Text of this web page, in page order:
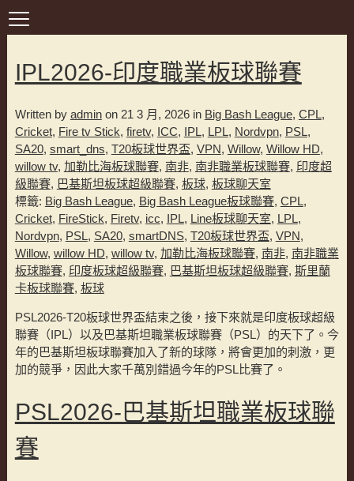
IPL2026-印度職業板球聯賽
Written by adminon 21 3 月, 2026 in Big Bash League, CPL,
Cricket, Fire tv Stick, firetv, ICC, IPL, LPL, Nordvpn, PSL,
SA20, smart_dns, T20板球世界盃, VPN, Willow, Willow HD,
willow tv, 加勒比海板球聯賽, 南非, 南非職業板球聯賽, 印度超
級聯賽, 巴基斯坦板球超級聯賽, 板球, 板球聊天室
標籤: Big Bash League, Big Bash League板球聯賽, CPL,
Cricket, FireStick, Firetv, icc, IPL, Line板球聊天室, LPL,
Nordvpn, PSL, SA20, smartDNS, T20板球世界盃, VPN,
Willow, willow HD, willow tv, 加勒比海板球聯賽, 南非, 南非職業
板球聯賽, 印度板球超級聯賽, 巴基斯坦板球超級聯賽, 斯里蘭
卡板球聯賽, 板球
PSL2026-T20板球世界盃結束之後，接下來就是印度板球超級
聯賽（IPL）以及巴基斯坦職業板球聯賽（PSL）的天下了。今
年的巴基斯坦板球聯賽加入了新的球隊，將會更加的刺激，更
加的競爭，因此大家千萬別錯過今年的PSL比賽了。
PSL2026-巴基斯坦職業板球聯
賽